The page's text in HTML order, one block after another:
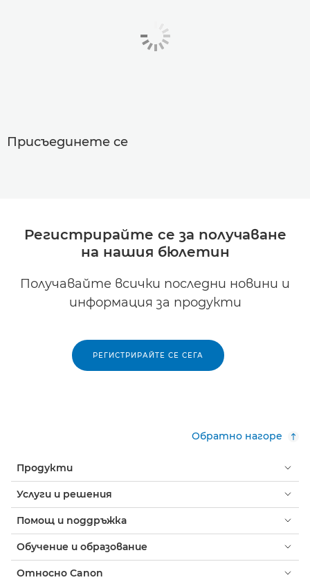
Присъединете се
Регистрирайте се за получаване
на нашия бюлетин
Получавайте всички последни новини и
информация за продукти
РЕГИСТРИРАЙТЕ СЕ СЕГА
Обратно нагоре
Продукти
Услуги и решения
Помощ и поддръжка
Обучение и образование
Относно Canon